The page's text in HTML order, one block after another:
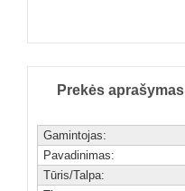
Prekės aprašymas
Gamintojas:
Pavadinimas:
Tūris/Talpa: